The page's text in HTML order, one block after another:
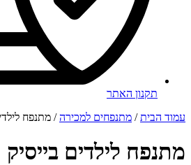
תקנון האתר
עמוד הבית/ מתנפחים למכירה/ מתנפח
מתנפח לילדים בייסיק